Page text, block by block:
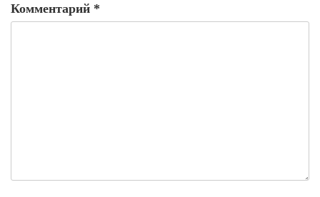
Комментарий *